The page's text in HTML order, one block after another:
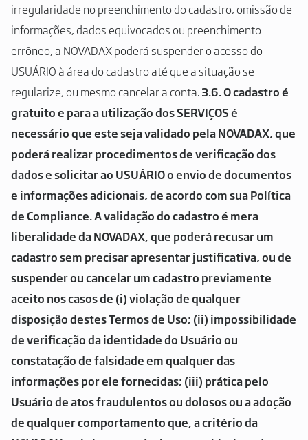
irregularidade no preenchimento do cadastro, omissão de
informações, dados equivocados ou preenchimento
errôneo, a NOVADAX poderá suspender o acesso do
USUÁRIO à área do cadastro até que a situação se
regularize, ou mesmo cancelar a conta.3.6. O cadastro é
gratuito e para a utilização dos SERVIÇOS é
necessário que este seja validado pela NOVADAX, que
poderá realizar procedimentos de verificação dos
dados e solicitar ao USUÁRIO o envio de documentos
e informações adicionais, de acordo com sua Política
de Compliance. A validação do cadastro é mera
liberalidade da NOVADAX, que poderá recusar um
cadastro sem precisar apresentar justificativa, ou de
suspender ou cancelar um cadastro previamente
aceito nos casos de (i) violação de qualquer
disposição destes Termos de Uso; (ii) impossibilidade
de verificação da identidade do Usuário ou
constatação de falsidade em qualquer das
informações por ele fornecidas; (iii) prática pelo
Usuário de atos fraudulentos ou dolosos ou a adoção
de qualquer comportamento que, a critério da